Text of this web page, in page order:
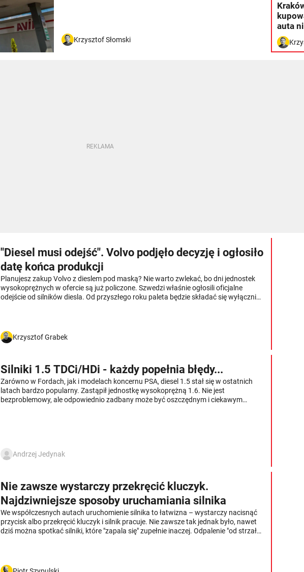
Krzysztof Słomski
auta
"Diesel musi odejść". Volvo podjęło decyzję i ogłosiło
datę końca produkcji
Planujesz zakup Volvo z dieslem pod maską? Nie warto zwlekać, bo dni jednostek
wysokoprężnych w ofercie są już policzone. Szwedzi właśnie ogłosili oficjalne
odejście od silników diesla. Od przyszłego roku paleta będzie składać się wyłącznie
Krzysztof Grabek
Silniki 1.5 TDCi/HDi - każdy popełnia błędy...
Zarówno w Fordach, jak i modelach koncernu PSA, diesel 1.5 stał się w ostatnich
latach bardzo popularny. Zastąpił jednostkę wysokoprężną 1.6. Nie jest
bezproblemowy, ale odpowiednio zadbany może być oszczędnym i ciekawym
Andrzej Jedynak
Nie zawsze wystarczy przekręcić kluczyk.
Najdziwniejsze sposoby uruchamiania silnika
We współczesnych autach uruchomienie silnika to łatwizna – wystarczy nacisnąć
przycisk albo przekręcić kluczyk i silnik pracuje. Nie zawsze tak jednak było, nawet
dziś można spotkać silniki, które "zapala się" zupełnie inaczej. Odpalenie "od strzału"